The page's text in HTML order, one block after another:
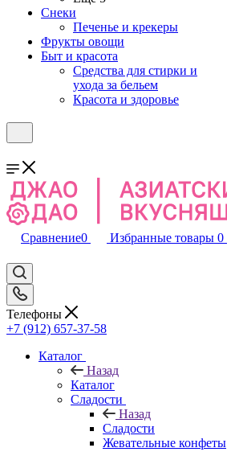
Снеки
Печенье и крекеры
Фрукты овощи
Быт и красота
Средства для стирки и
ухода за бельем
Красота и здоровье
Сравнение0 Избранные товары 0
Телефоны
+7 (912) 657-37-58
Каталог
Назад
Каталог
Сладости
Назад
Сладости
Жевательные конфеты